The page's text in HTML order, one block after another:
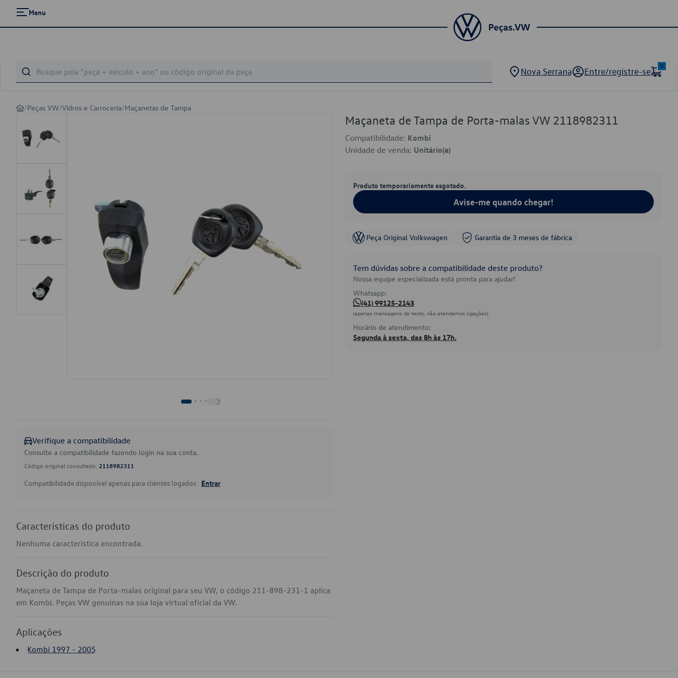
Menu
Nova Serrana Entre/registre-se
0
/Peças VW/Vidros e Carroceria/Maçanetas de Tampa
Verifique a compatibilidade
Consulte a compatibilidade fazendo login na sua conta.
Código original consultado: 2118982311
Compatibilidade disponível apenas para clientes logados. Entrar
Características do produto
Nenhuma característica encontrada.
Descrição do produto
Maçaneta de Tampa de Porta-malas original para seu VW, o código 211-898-231-1 aplica
em Kombi. Peças VW genuínas na sua loja virtual oficial da VW.
Aplicações
Kombi 1997 - 2005
Maçaneta de Tampa de Porta-malas VW 2118982311
Compatibilidade: Kombi
Unidade de venda: Unitário(a)
Produto temporariamente esgotado.
Avise-me quando chegar!
Peça Original Volkswagen Garantia de 3 meses de fábrica
Tem dúvidas sobre a compatibilidade deste produto?
Nossa equipe especializada está pronta para ajudar!
Whatsapp:
(41) 99125-2143
(apenas mensagens de texto, não atendemos ligações)
Horário de atendimento:
Segunda à sexta, das 8h às 17h.